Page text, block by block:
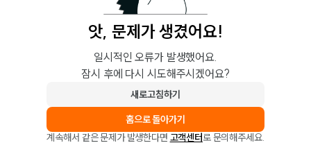
앗, 문제가 생겼어요!
일시적인 오류가 발생했어요.
잠시 후에 다시 시도해주시겠어요?
새로고침하기
홈으로 돌아가기
계속해서 같은 문제가 발생한다면 고객센터로 문의해주세요.